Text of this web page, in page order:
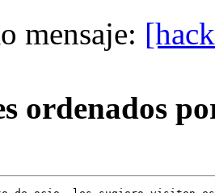
mensaje:
ordenados